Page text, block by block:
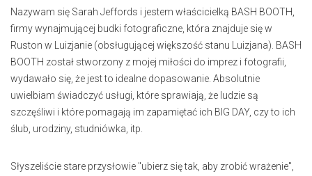
Nazywam się Sarah Jeffords i jestem właścicielką BASH BOOTH,
firmy wynajmującej budki fotograficzne, która znajduje się w
Ruston w Luizjanie (obsługującej większość stanu Luizjana). BASH
BOOTH został stworzony z mojej miłości do imprez i fotografii,
wydawało się, że jest to idealne dopasowanie. Absolutnie
uwielbiam świadczyć usługi, które sprawiają, że ludzie są
szczęśliwi i które pomagają im zapamiętać ich BIG DAY, czy to ich
ślub, urodziny, studniówka, itp.
Słyszeliście stare przysłowie "ubierz się tak, aby zrobić wrażenie",